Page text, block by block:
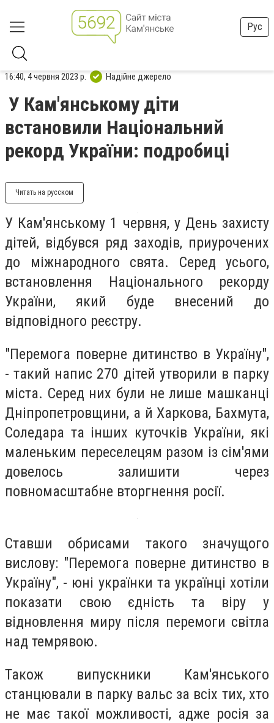
Рус
16:40, 4 червня 2023 р. Надійне джерело
У Кам'янському діти
встановили Національний
рекорд України: подробиці
Читать на русском
У Кам'янському 1 червня, у День захисту
дітей, відбувся ряд заходів, приурочених
до міжнародного свята. Серед усього,
встановлення Національного рекорду
України, який буде внесений до
відповідного реєстру.
"Перемога поверне дитинство в Україну",
- такий напис 270 дітей утворили в парку
міста. Серед них були не лише машканці
Дніпропетровщини, а й Харкова, Бахмута,
Соледара та інших куточків України, які
маленьким переселецям разом із сім'ями
довелось залишити через
повномасштабне вторгнення росії.
Ставши обрисами такого значущого
вислову: "Перемога поверне дитинство в
Україну", - юні українки та українці хотіли
показати свою єдність та віру у
відновлення миру після перемоги світла
над темрявою.
Також випускники Кам'янського
станцювали в парку вальс за всіх тих, хто
не має такої можливості, адже росія за